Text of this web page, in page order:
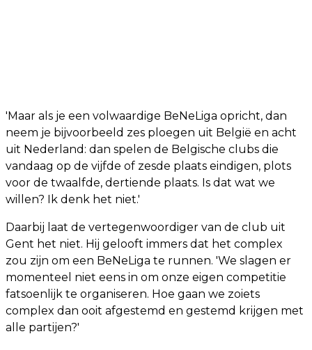
'Maar als je een volwaardige BeNeLiga opricht, dan
neem je bijvoorbeeld zes ploegen uit België en acht
uit Nederland: dan spelen de Belgische clubs die
vandaag op de vijfde of zesde plaats eindigen, plots
voor de twaalfde, dertiende plaats. Is dat wat we
willen? Ik denk het niet.'
Daarbij laat de vertegenwoordiger van de club uit
Gent het niet. Hij gelooft immers dat het complex
zou zijn om een BeNeLiga te runnen. 'We slagen er
momenteel niet eens in om onze eigen competitie
fatsoenlijk te organiseren. Hoe gaan we zoiets
complex dan ooit afgestemd en gestemd krijgen met
alle partijen?'